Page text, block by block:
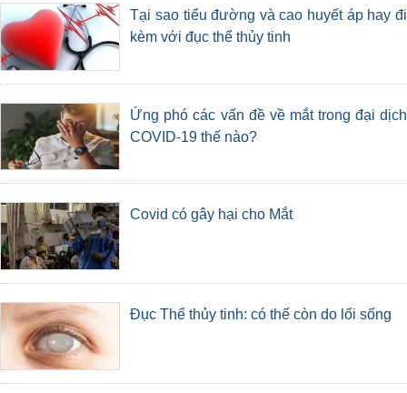
Tại sao tiểu đường và cao huyết áp hay đi
kèm với đục thể thủy tinh
Ứng phó các vấn đề về mắt trong đại dịch
COVID-19 thế nào?
Covid có gây hại cho Mắt
Đục Thể thủy tinh: có thể còn do lối sống